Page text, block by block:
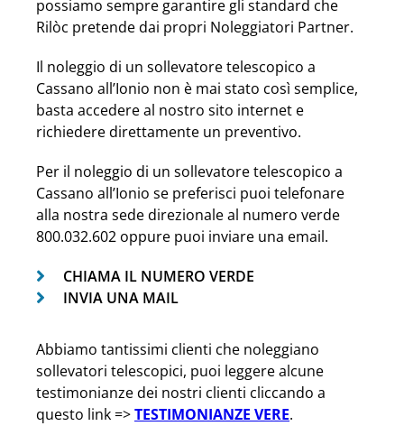
possiamo sempre garantire gli standard che
Rilòc pretende dai propri Noleggiatori Partner.
Il noleggio di un sollevatore telescopico a
Cassano all’Ionio non è mai stato così semplice,
basta accedere al nostro sito internet e
richiedere direttamente un preventivo.
Per il noleggio di un sollevatore telescopico a
Cassano all’Ionio se preferisci puoi telefonare
alla nostra sede direzionale al numero verde
800.032.602 oppure puoi inviare una email.
CHIAMA IL NUMERO VERDE
INVIA UNA MAIL
Abbiamo tantissimi clienti che noleggiano
sollevatori telescopici, puoi leggere alcune
testimonianze dei nostri clienti cliccando a
questo link =>TESTIMONIANZE VERE.